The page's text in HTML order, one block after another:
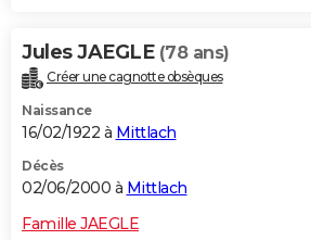
Jules JAEGLE (78 ans)
Créer une cagnotte obsèques
Naissance
16/02/1922 à Mittlach
Décès
02/06/2000 à Mittlach
Famille JAEGLE